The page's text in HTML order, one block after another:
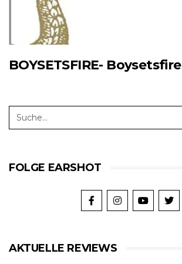
BOYSETSFIRE- Boysetsfire
FOLGE EARSHOT
AKTUELLE REVIEWS